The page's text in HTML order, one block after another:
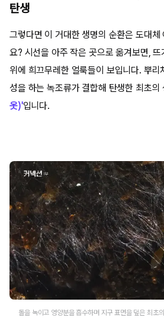
탄생
그렇다면 이 거대한 생명의 순환은 도대
요? 시선을 아주 작은 곳으로 옮겨보면,
위에 희끄무레한 얼룩들이 보입니다. 뿌리
성을 하는 녹조류가 결합해 탄생한 최초
옷)'입니다.
돌을 녹이고 영양분을 흡수하며 지구 표면을 덮은 최초